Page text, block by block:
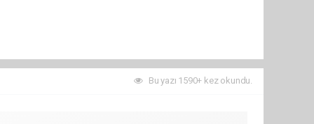
Bu yazı 1590+ kez okundu.